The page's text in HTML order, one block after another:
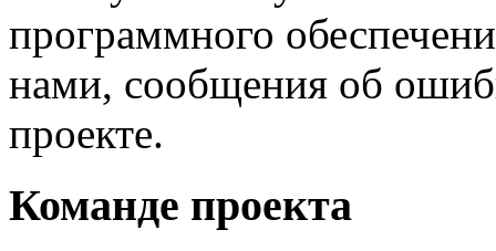
программного
нами, сообщения об
проекте.
Команде проекта